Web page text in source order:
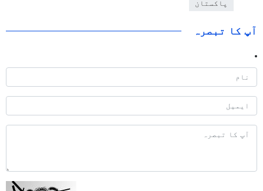
پاکستان
آپ کا تبصرہ